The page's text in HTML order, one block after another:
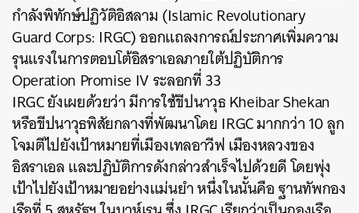
กำลังพิทักษ์ปฏิวัติอิสลาม (Islamic Revolutionary
Guard Corps: IRGC) ออกแถลงการณ์ประกาศเพิ่มความ
รุนแรงในการตอบโต้อิสราเอลภายใต้ปฏิบัติการ
Operation Promise IV ระลอกที่ 33
IRGC ยังเผยด้วยว่า มีการใช้ขีปนาวุธ Kheibar Shekan
หรือขีปนาวุธพิสัยกลางที่พัฒนาโดย IRGC มากกว่า 10 ลูก
โจมตีไปยังเป้าหมายที่เมืองเทลอาวีฟ เมืองหลวงของ
อิสราเอล และปฏิบัติการดังกล่าวสำเร็จไปด้วยดี โดยพุ่ง
เป้าไปยังเป้าหมายอย่างแม่นยำ หนึ่งในนั้นคือ ฐานทัพกอง